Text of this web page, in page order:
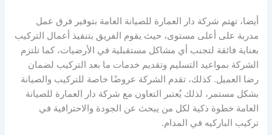
أيضا، تهتم شركة دار العمارة للصيانة العامة بتوفير فرق عمل
مدربة على أعلى مستوى، حيث يقوم الفريق بتنفيذ أعمال التركيب
بعناية فائقة لتجنب أي مشاكل مستقبلية في الأرضيات، كما تلتزم
الشركة بمواعيد التسليم وتقديم خدمات ما بعد التركيب لضمان
رضا العميل. كذلك، تقدم الشركة عروضًا خاصة للتركيب والصيانة
بشكل مستمر، لذلك يُعتبر التعاون مع شركة دار العمارة للصيانة
العامة خطوة ذكية لكل من يبحث عن الجودة والاحترافية في
تركيب الباركيه في المدام.